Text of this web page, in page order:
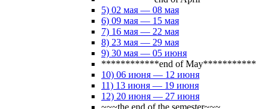
5) 02 мая — 08 мая
6) 09 мая — 15 мая
7) 16 мая — 22 мая
8) 23 мая — 29 мая
9) 30 мая — 05 июня
************end of May***********
10) 06 июня — 12 июня
11) 13 июня — 19 июня
12) 20 июня — 27 июня
~~~the end of the semester~~~